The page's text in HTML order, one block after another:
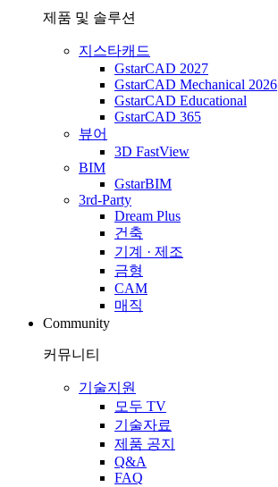
제품 및 솔루션
지스타캐드
GstarCAD 2027
GstarCAD Mechanical 2026
GstarCAD Educational
GstarCAD 365
뷰어
3D FastView
BIM
GstarBIM
3rd-Party
Dream Plus
건축
기계 · 제조
금형
CAM
매직
Community
커뮤니티
기술지원
모두 TV
기술자료
제품 공지
Q&A
FAQ